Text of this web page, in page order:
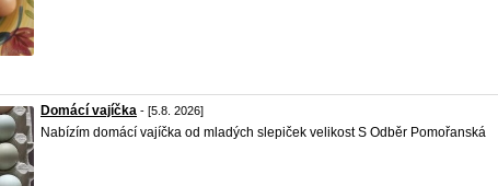
Domácí vajíčka - [5.8. 2026]
Nabízím domácí vajíčka od mladých slepiček velikost S Odběr Pomořanská